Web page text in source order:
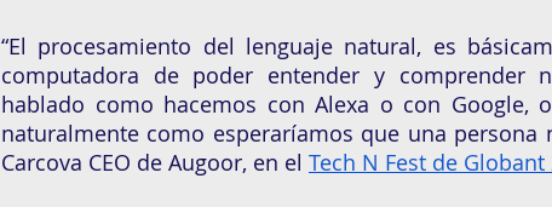
“El procesamiento del lenguaje natural, es
computadora de poder entender y comprender
hablado como hacemos con Alexa o con Google,
naturalmente como esperaríamos que una persona
Carcova CEO de Augoor, en el Tech N Fest de Globant